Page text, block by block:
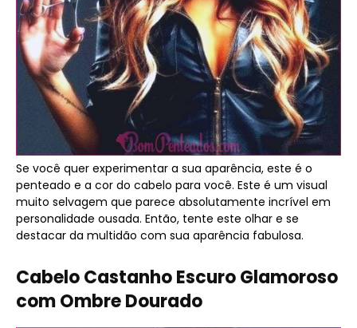
Se você quer experimentar a sua aparência, este é o
penteado e a cor do cabelo para você. Este é um visual
muito selvagem que parece absolutamente incrível em
personalidade ousada. Então, tente este olhar e se
destacar da multidão com sua aparência fabulosa.
Cabelo Castanho Escuro Glamoroso
com Ombre Dourado